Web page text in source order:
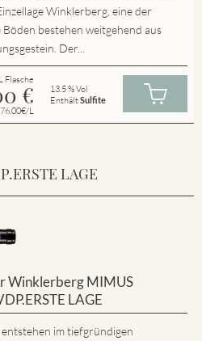
Winklerberg, eine der
bestehen weitgehend aus
Der...
Flasche
€
76.00€/L
13.5 % Vol
EnthältSulfite
LAGE
Winklerberg MIMUS
LAGE
im tiefgründigen